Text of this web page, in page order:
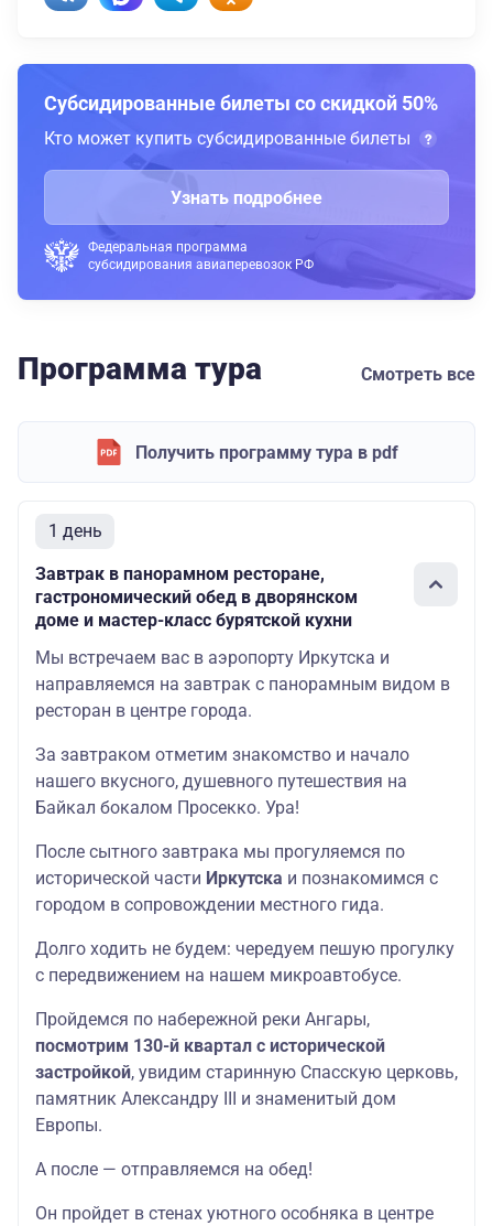
Субсидированные билеты со скидкой 50%
Кто может купить субсидированные билеты
Узнать подробнее
Федеральная программа
субсидирования авиаперевозок РФ
Программа тура Смотреть все
Получить программу тура в pdf
1 день
Завтрак в панорамном ресторане,
гастрономический обед в дворянском
доме и мастер-класс бурятской кухни
Мы встречаем вас в аэропорту Иркутска и
направляемся на завтрак с панорамным видом в
ресторан в центре города.
За завтраком отметим знакомство и начало
нашего вкусного, душевного путешествия на
Байкал бокалом Просекко. Ура!
После сытного завтрака мы прогуляемся по
исторической части Иркутска и познакомимся с
городом в сопровождении местного гида.
Долго ходить не будем: чередуем пешую прогулку
с передвижением на нашем микроавтобусе.
Пройдемся по набережной реки Ангары,
посмотрим 130-й квартал с исторической
застройкой, увидим старинную Спасскую церковь,
памятник Александру III и знаменитый дом
Европы.
А после — отправляемся на обед!
Он пройдет в стенах уютного особняка в центре